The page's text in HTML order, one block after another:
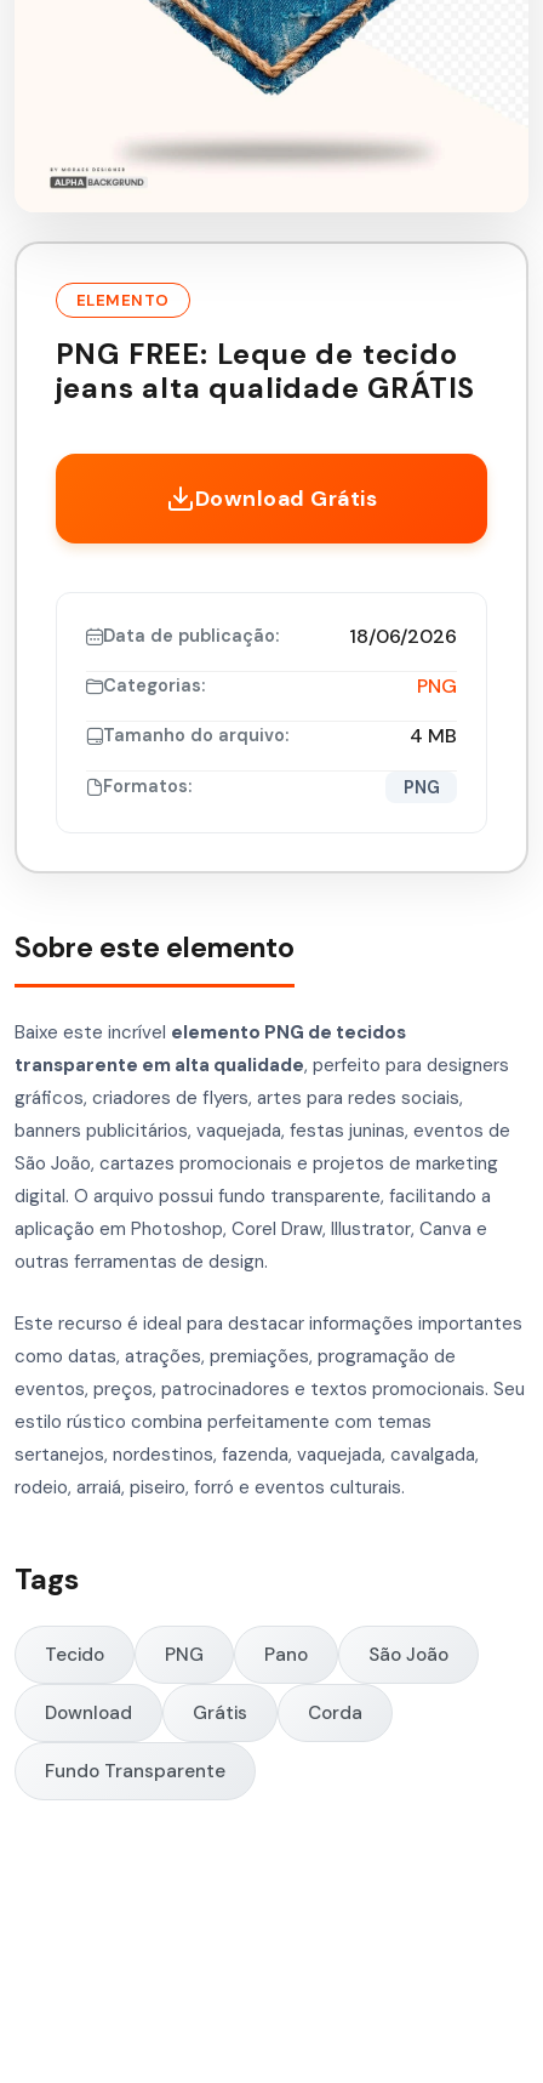
ELEMENTO
PNG FREE: Leque de tecido
jeans alta qualidade GRÁTIS
Download Grátis
Data de publicação: 18/06/2026
Categorias: PNG
Tamanho do arquivo: 4 MB
Formatos: PNG
Sobre este elemento
Baixe este incrível elemento PNG de tecidos
transparente em alta qualidade, perfeito para designers
gráficos, criadores de flyers, artes para redes sociais,
banners publicitários, vaquejada, festas juninas, eventos de
São João, cartazes promocionais e projetos de marketing
digital. O arquivo possui fundo transparente, facilitando a
aplicação em Photoshop, Corel Draw, Illustrator, Canva e
outras ferramentas de design.
Este recurso é ideal para destacar informações importantes
como datas, atrações, premiações, programação de
eventos, preços, patrocinadores e textos promocionais. Seu
estilo rústico combina perfeitamente com temas
sertanejos, nordestinos, fazenda, vaquejada, cavalgada,
rodeio, arraiá, piseiro, forró e eventos culturais.
Tags
Tecido PNG Pano São João
Download Grátis Corda
Fundo Transparente